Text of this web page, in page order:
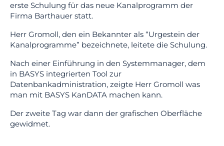
erste Schulung für das neue Kanalprogramm der
Firma Barthauer statt.
Herr Gromoll, den ein Bekannter als “Urgestein der
Kanalprogramme” bezeichnete, leitete die Schulung.
Nach einer Einführung in den Systemmanager, dem
in BASYS integrierten Tool zur
Datenbankadministration, zeigte Herr Gromoll was
man mit BASYS KanDATA machen kann.
Der zweite Tag war dann der grafischen Oberfläche
gewidmet.